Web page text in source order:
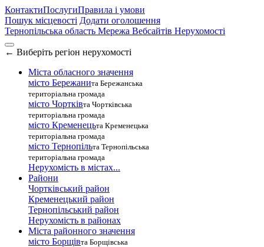
КонтактиПослугиПравила і умови
Пошук місцевості Додати оголошення
Тернопільська область Мережа Вебсайтів Нерухомості
← Виберіть регіон нерухомості
Міста обласного значення
місто Бережанита Бережанська
територіальна громада
місто Чортківта Чортківська
територіальна громада
місто Кременецьта Кременецька
територіальна громада
місто Тернопільта Тернопільська
територіальна громада
Нерухомість в містах...
Райони
Чортківський район
Кременецький район
Тернопільський район
Нерухомість в районах
Міста районного значення
місто Борщівта Борщівська